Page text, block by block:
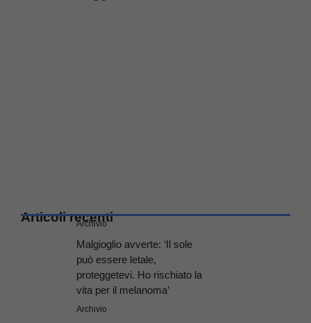
Articoli recenti
Archivio
Malgioglio avverte: ‘Il sole
può essere letale,
proteggetevi. Ho rischiato la
vita per il melanoma’
Archivio